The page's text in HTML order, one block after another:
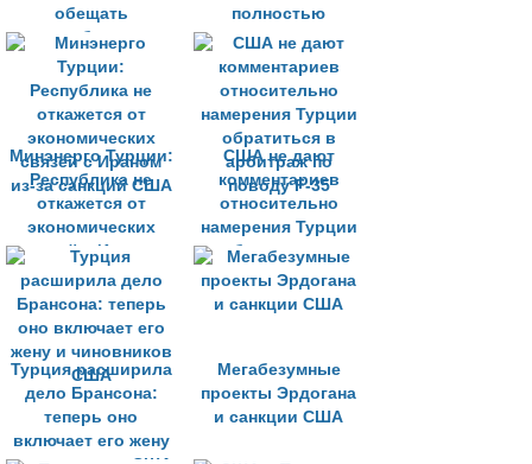
обещать
освободить
пастора Брансона»
полностью
совпадают
Минэнерго Турции:
Республика не
откажется от
экономических
связей с Ираном
из-за санкций США
США не дают
комментариев
относительно
намерения Турции
обратиться в
арбитраж по
поводу F-35
Турция расширила
дело Брансона:
теперь оно
включает его жену
Мегабезумные
проекты Эрдогана
и санкции США